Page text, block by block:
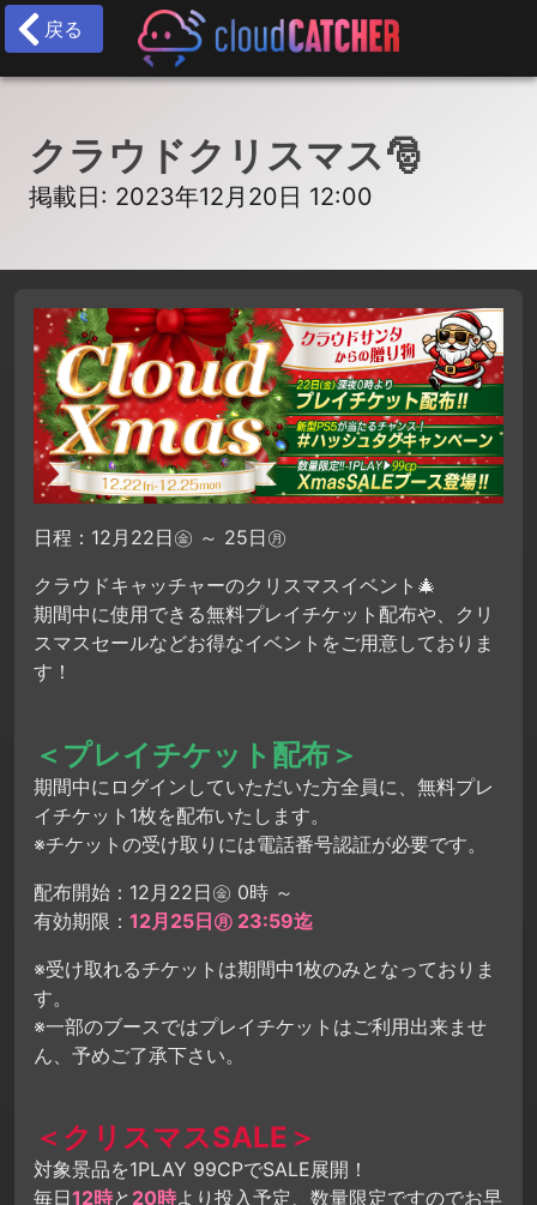
戻る
クラウドクリスマス🎅
掲載日: 2023年12月20日 12:00
日程：12月22日㊎ ～ 25日㊊
クラウドキャッチャーのクリスマスイベント🎄
期間中に使用できる無料プレイチケット配布や、クリ
スマスセールなどお得なイベントをご用意しておりま
す！
＜プレイチケット配布＞
期間中にログインしていただいた方全員に、無料プレ
イチケット1枚を配布いたします。
※チケットの受け取りには電話番号認証が必要です。
配布開始：12月22日㊎ 0時 ～
有効期限： 12月25日㊊ 23:59迄
※受け取れるチケットは期間中1枚のみとなっておりま
す。
※一部のブースではプレイチケットはご利用出来ませ
ん、予めご了承下さい。
＜クリスマスSALE＞
対象景品を1PLAY 99CPでSALE展開！
毎日12時と 20時より投入予定、数量限定ですのでお早